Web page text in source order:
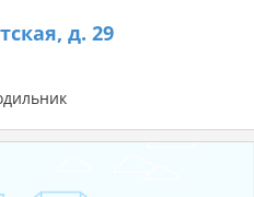
д. 29